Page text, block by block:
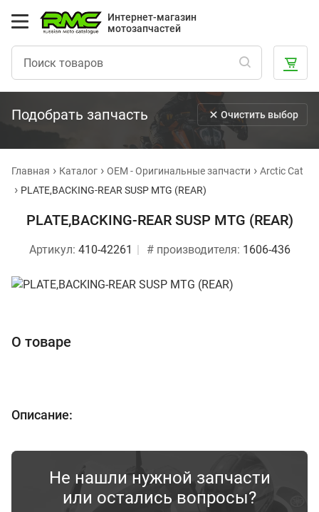
Интернет-магазин
мотозапчастей
Подобрать запчасть Очистить выбор
Главная Каталог OEM - Оригинальные запчасти
Arctic Cat
PLATE,BACKING-REAR SUSP MTG (REAR)
PLATE,BACKING-REAR SUSP MTG (REAR)
Артикул: 410-42261 # производителя: 1606-436
О товаре
Описание:
Не нашли нужной запчасти
или остались вопросы?